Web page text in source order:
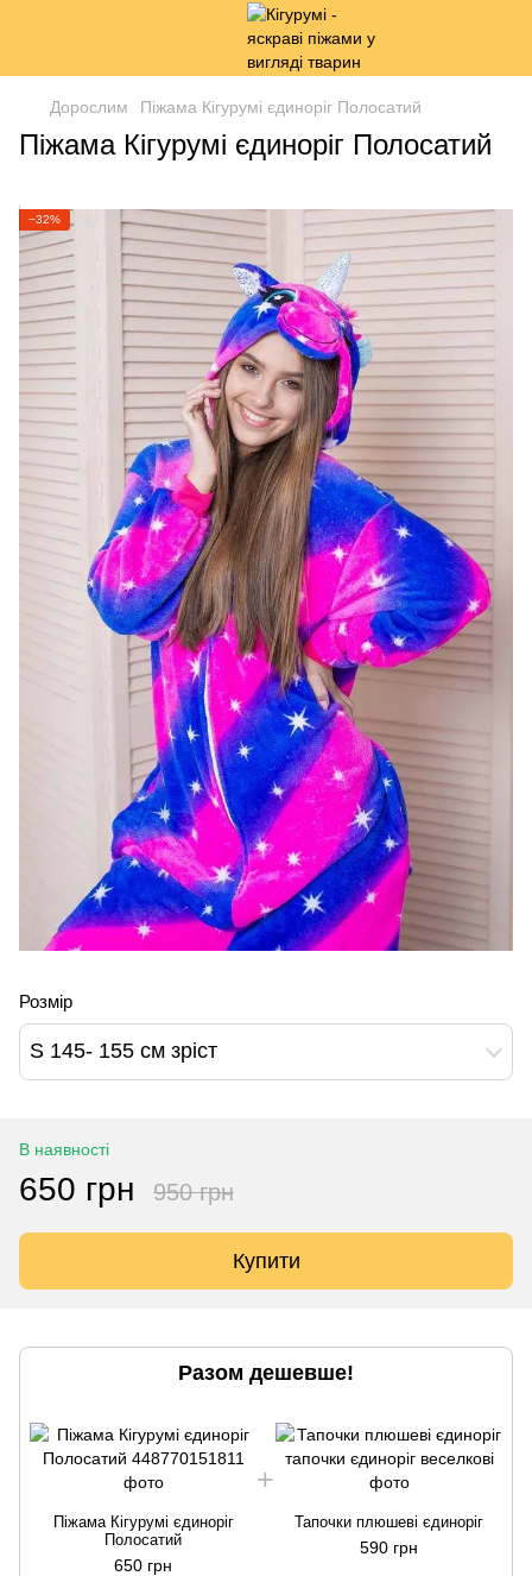
Дорослим Піжама Кігурумі єдиноріг Полосатий
Піжама Кігурумі єдиноріг Полосатий
−32%
Розмір
S 145- 155 см зріст
В наявності
650 грн 950 грн
Купити
Разом дешевше!
Піжама Кігурумі єдиноріг
Полосатий
650 грн
Тапочки плюшеві єдиноріг
590 грн